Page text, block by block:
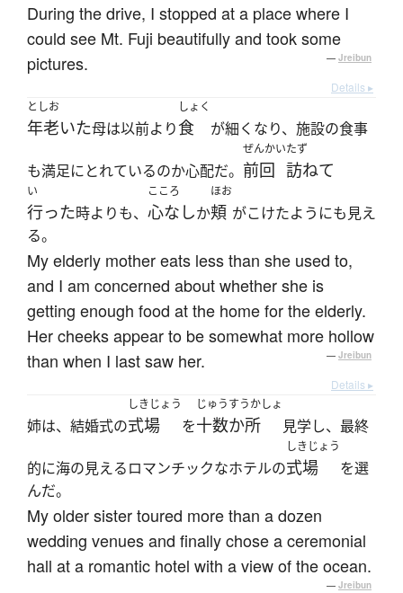
During the drive, I stopped at a place where I
could see Mt. Fuji beautifully and took some
pictures.
— Jreibun
Details ▸
としお
年老いた母は以前より
しょく
食 が細くなり、施設の食事
も満足にとれているのか心配だ。
ぜんかい
前回
たず
訪ねて
い
行った時よりも、
こころ
心なしか
ほお
頬 がこけたようにも見え
る。
My elderly mother eats less than she used to,
and I am concerned about whether she is
getting enough food at the home for the elderly.
Her cheeks appear to be somewhat more hollow
than when I last saw her.
— Jreibun
Details ▸
姉は、結婚式の
しきじょう
式場 を
じゅうすうかしょ
十数か所 見学し、最終
的に海の見えるロマンチックなホテルの
しきじょう
式場
を選
んだ。
My older sister toured more than a dozen
wedding venues and finally chose a ceremonial
hall at a romantic hotel with a view of the ocean.
— Jreibun